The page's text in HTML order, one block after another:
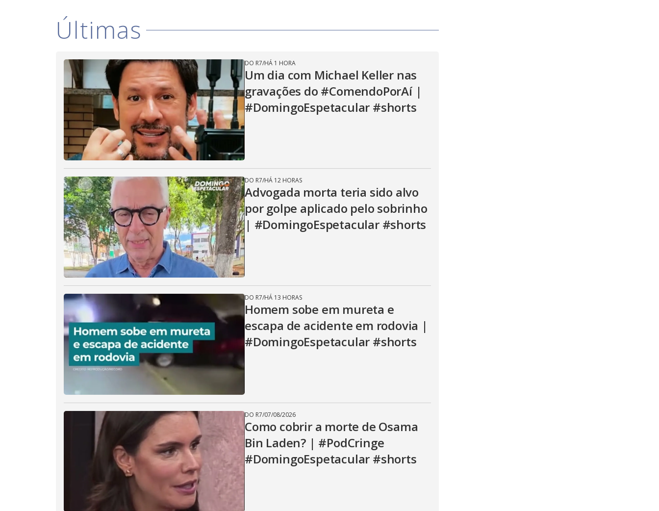
V
i
d
e
o
Últimas
DO R7/HÁ 1 HORA
Um dia com Michael Keller nas
gravações do #ComendoPorAí |
#DomingoEspetacular #shorts
DO R7/HÁ 12 HORAS
Advogada morta teria sido alvo
por golpe aplicado pelo sobrinho
| #DomingoEspetacular #shorts
DO R7/HÁ 13 HORAS
Homem sobe em mureta e
escapa de acidente em rodovia |
#DomingoEspetacular #shorts
DO R7/07/08/2026
Como cobrir a morte de Osama
Bin Laden? | #PodCringe
#DomingoEspetacular #shorts